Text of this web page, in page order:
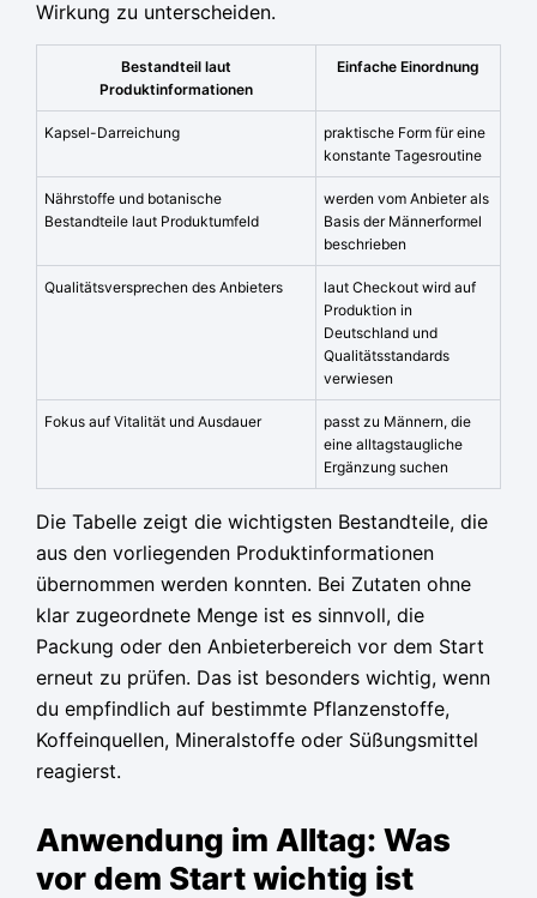
Wirkung zu unterscheiden.
Bestandteil laut
Produktinformationen
Einfache Einordnung
Kapsel-Darreichung
praktische Form für eine
konstante Tagesroutine
Nährstoffe und botanische
Bestandteile laut Produktumfeld
werden vom Anbieter als
Basis der Männerformel
beschrieben
Qualitätsversprechen des Anbieters
laut Checkout wird auf
Produktion in
Deutschland und
Qualitätsstandards
verwiesen
Fokus auf Vitalität und Ausdauer
passt zu Männern, die
eine alltagstaugliche
Ergänzung suchen
Die Tabelle zeigt die wichtigsten Bestandteile, die
aus den vorliegenden Produktinformationen
übernommen werden konnten. Bei Zutaten ohne
klar zugeordnete Menge ist es sinnvoll, die
Packung oder den Anbieterbereich vor dem Start
erneut zu prüfen. Das ist besonders wichtig, wenn
du empfindlich auf bestimmte Pflanzenstoffe,
Koffeinquellen, Mineralstoffe oder Süßungsmittel
reagierst.
Anwendung im Alltag: Was
vor dem Start wichtig ist